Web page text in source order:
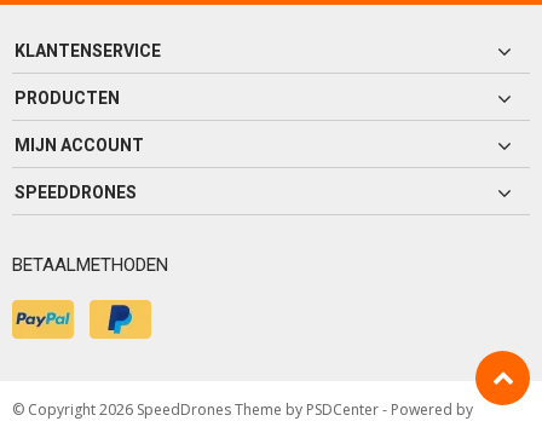
KLANTENSERVICE
PRODUCTEN
MIJN ACCOUNT
SPEEDDRONES
BETAALMETHODEN
© Copyright 2026 SpeedDrones Theme by PSDCenter- Powered by